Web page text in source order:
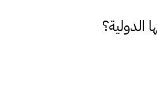
الدولية؟